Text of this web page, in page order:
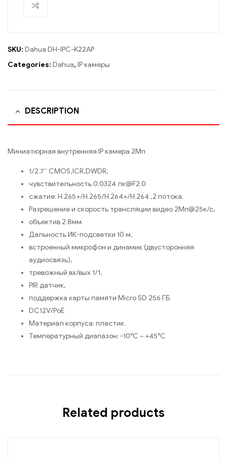
SKU: Dahua DH-IPC-K22AP
Categories: Dahua, IP камеры
DESCRIPTION
Миниатюрная внутренняя IP камера 2Мп
1/2.7” CMOS,ICR,DWDR,
чувствительность 0.0324 лк@F2.0
сжатие: H.265+/H.265/H.264+/H.264 ,2 потока.
Разрешение и скорость трансляции видео 2Мп@25к/с,
объектив 2.8мм.
Дальность ИК-подсветки 10 м,
встроенный микрофон и динамик (двусторонняя
аудиосвязь),
тревожный вх/вых 1/1,
PIR датчик,
поддержка карты памяти Micro SD 256 ГБ
DC12V/PoE
Материал корпуса: пластик.
Температурный диапазон: -10°C ~ +45°C
Related products